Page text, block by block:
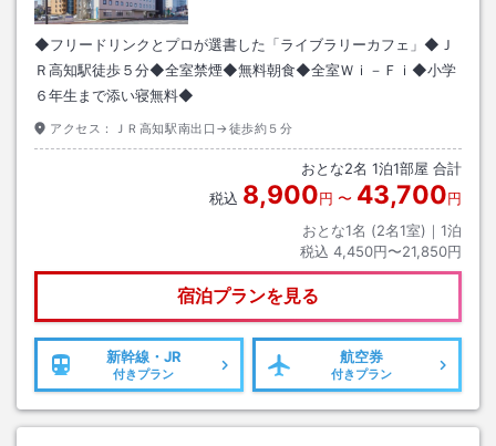
◆フリードリンクとプロが選書した「ライブラリーカフェ」◆Ｊ
Ｒ高知駅徒歩５分◆全室禁煙◆無料朝食◆全室Ｗｉ－Ｆｉ◆小学
６年生まで添い寝無料◆
アクセス： ＪＲ高知駅南出口→徒歩約５分
おとな2名 1泊1部屋 合計
税込 8,900円 〜 43,700円
おとな1名 (2名1室)｜ 1泊
税込 4,450円〜21,850円
宿泊プランを見る
新幹線・JR
付きプラン
航空券
付きプラン